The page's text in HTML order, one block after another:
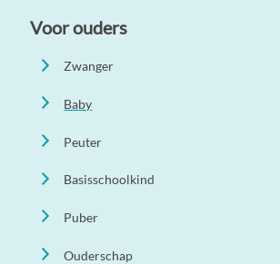
Voor ouders
Zwanger
Baby
Peuter
Basisschoolkind
Puber
Ouderschap